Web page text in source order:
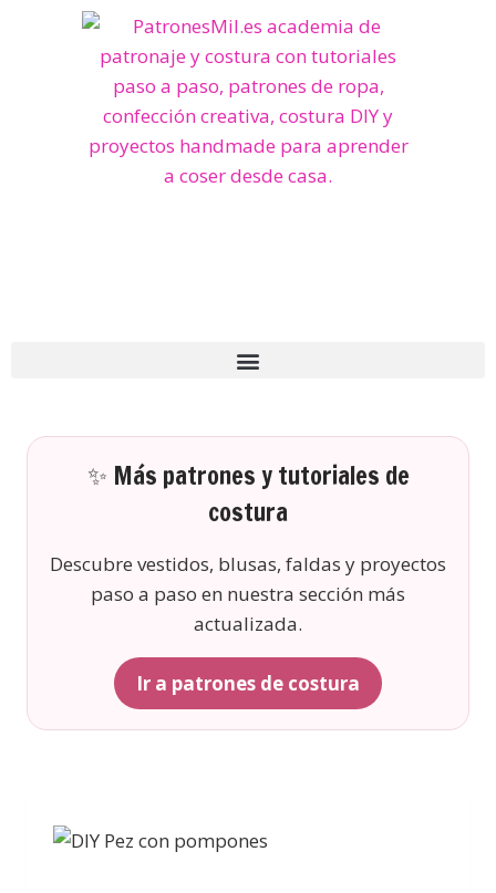
✨ Más patrones y tutoriales de
costura
Descubre vestidos, blusas, faldas y proyectos
paso a paso en nuestra sección más
actualizada.
Ir a patrones de costura